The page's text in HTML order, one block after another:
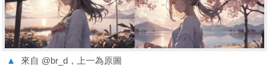
▲ 來自 @br_d，上一為原圖